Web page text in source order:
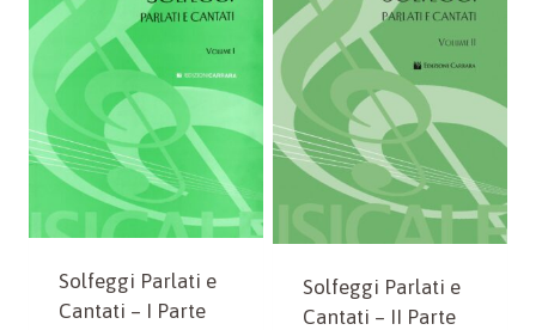
Solfeggi Parlati e
Cantati – I Parte
Solfeggi Parlati e
Cantati – II Parte